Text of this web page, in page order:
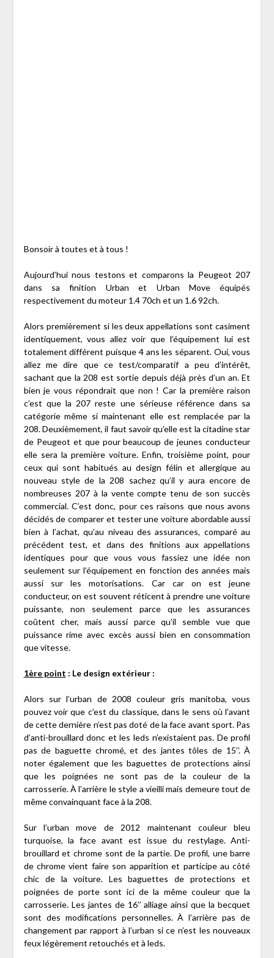
Bonsoir à toutes et à tous !
Aujourd’hui nous testons et comparons la Peugeot 207
dans sa finition Urban et Urban Move équipés
respectivement du moteur 1.4 70ch et un 1.6 92ch.
Alors premièrement si les deux appellations sont casiment
identiquement, vous allez voir que l’équipement lui est
totalement différent puisque 4 ans les séparent. Oui, vous
allez me dire que ce test/comparatif a peu d’intérêt,
sachant que la 208 est sortie depuis déjà près d’un an. Et
bien je vous répondrait que non ! Car la première raison
c’est que la 207 reste une sérieuse référence dans sa
catégorie même si maintenant elle est remplacée par la
208. Deuxièmement, il faut savoir qu’elle est la citadine star
de Peugeot et que pour beaucoup de jeunes conducteur
elle sera la première voiture. Enfin, troisième point, pour
ceux qui sont habitués au design félin et allergique au
nouveau style de la 208 sachez qu’il y aura encore de
nombreuses 207 à la vente compte tenu de son succès
commercial. C’est donc, pour ces raisons que nous avons
décidés de comparer et tester une voiture abordable aussi
bien à l’achat, qu’au niveau des assurances, comparé au
précédent test, et dans des finitions aux appellations
identiques pour que vous vous fassiez une idée non
seulement sur l’équipement en fonction des années mais
aussi sur les motorisations. Car car on est jeune
conducteur, on est souvent réticent à prendre une voiture
puissante, non seulement parce que les assurances
coûtent cher, mais aussi parce qu’il semble vue que
puissance rime avec excès aussi bien en consommation
que vitesse.
1ère point : Le design extérieur :
Alors sur l’urban de 2008 couleur gris manitoba, vous
pouvez voir que c’est du classique, dans le sens où l’avant
de cette dernière n’est pas doté de la face avant sport. Pas
d’anti-brouillard donc et les leds n’existaient pas. De profil
pas de baguette chromé, et des jantes tôles de 15’’. À
noter également que les baguettes de protections ainsi
que les poignées ne sont pas de la couleur de la
carrosserie. À l’arrière le style a vieilli mais demeure tout de
même convainquant face à la 208.
Sur l’urban move de 2012 maintenant couleur bleu
turquoise, la face avant est issue du restylage. Anti-
brouillard et chrome sont de la partie. De profil, une barre
de chrome vient faire son apparition et participe au côté
chic de la voiture. Les baguettes de protections et
poignées de porte sont ici de la même couleur que la
carrosserie. Les jantes de 16’’ alliage ainsi que la becquet
sont des modifications personnelles. À l’arrière pas de
changement par rapport à l’urban si ce n’est les nouveaux
feux légèrement retouchés et à leds.